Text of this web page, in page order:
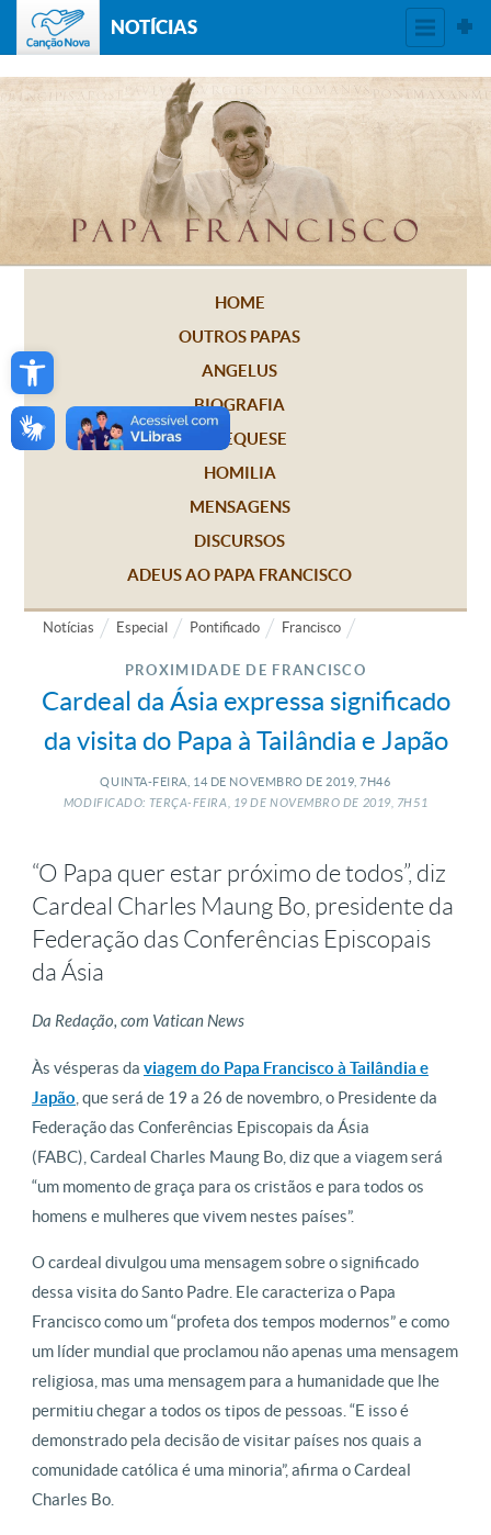
Open toolbar
NOTÍCIAS
HOME
OUTROS PAPAS
ANGELUS
BIOGRAFIA
CATEQUESE
HOMILIA
MENSAGENS
DISCURSOS
ADEUS AO PAPA FRANCISCO
Notícias Especial Pontificado Francisco
PROXIMIDADE DE FRANCISCO
Cardeal da Ásia expressa significado
da visita do Papa à Tailândia e Japão
QUINTA-FEIRA, 14 DE NOVEMBRO DE 2019, 7H46
MODIFICADO: TERÇA-FEIRA, 19DE NOVEMBRO DE 2019, 7H51
“O Papa quer estar próximo de todos”, diz
Cardeal Charles Maung Bo, presidente da
Federação das Conferências Episcopais
da Ásia
Da Redação, com Vatican News
Às vésperas da viagem do Papa Francisco à Tailândia e
Japão , que será de 19 a 26 de novembro, o Presidente da
Federação das Conferências Episcopais da Ásia
(FABC), Cardeal Charles Maung Bo, diz que a viagem será
“um momento de graça para os cristãos e para todos os
homens e mulheres que vivem nestes países”.
O cardeal divulgou uma mensagem sobre o significado
dessa visita do Santo Padre. Ele caracteriza o Papa
Francisco como um “profeta dos tempos modernos” e como
um líder mundial que proclamou não apenas uma mensagem
religiosa, mas uma mensagem para a humanidade que lhe
permitiu chegar a todos os tipos de pessoas. “E isso é
demonstrado pela decisão de visitar países nos quais a
comunidade católica é uma minoria”, afirma o Cardeal
Charles Bo.